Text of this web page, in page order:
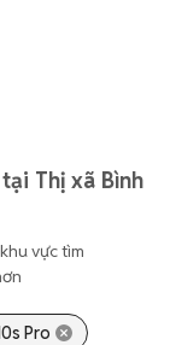
Thị xã Bình
vực tìm
Pro